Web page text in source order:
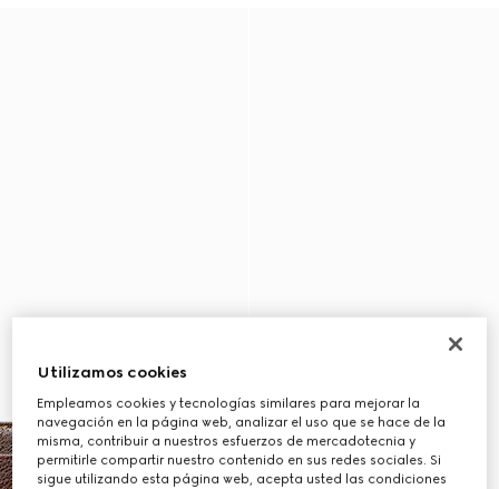
Utilizamos cookies
Empleamos cookies y tecnologías similares para mejorar la
navegación en la página web, analizar el uso que se hace de la
misma, contribuir a nuestros esfuerzos de mercadotecnia y
permitirle compartir nuestro contenido en sus redes sociales. Si
sigue utilizando esta página web, acepta usted las condiciones